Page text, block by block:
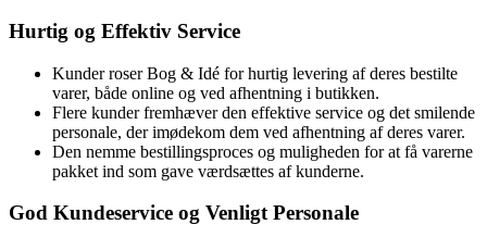
Hurtig og Effektiv Service
Kunder roser Bog & Idé for hurtig levering af deres bestilte
varer, både online og ved afhentning i butikken.
Flere kunder fremhæver den effektive service og det smilende
personale, der imødekom dem ved afhentning af deres varer.
Den nemme bestillingsproces og muligheden for at få varerne
pakket ind som gave værdsættes af kunderne.
God Kundeservice og Venligt Personale